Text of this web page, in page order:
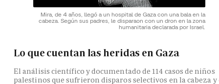
Mira, de 4 años, llegó a un hospital de Gaza con una bala en la
cabeza. Según sus padres, le disparaon con un dron en la zona
humanitaria declarada por Israel.
Lo que cuentan las heridas en Gaza
El análisis científico y documentado de 114 casos de niños
palestinos que sufrieron disparos selectivos en la cabeza y